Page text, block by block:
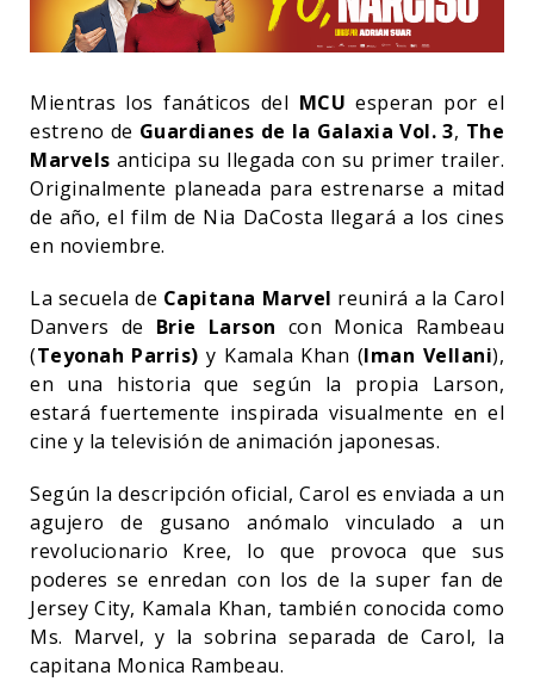
Mientras los fanáticos del MCUesperan por el
estreno de Guardianes de la Galaxia Vol. 3, The
Marvels anticipa su llegada con su primer trailer.
Originalmente planeada para estrenarse a mitad
de año, el film de Nia DaCosta llegará a los cines
en noviembre.
La secuela de Capitana Marvel reunirá a la Carol
Danvers de Brie Larson con Monica Rambeau
(Teyonah Parris) y Kamala Khan (Iman Vellani),
en una historia que según la propia Larson,
estará fuertemente inspirada visualmente en el
cine y la televisión de animación japonesas.
Según la descripción oficial, Carol es enviada a un
agujero de gusano anómalo vinculado a un
revolucionario Kree, lo que provoca que sus
poderes se enredan con los de la super fan de
Jersey City, Kamala Khan, también conocida como
Ms. Marvel, y la sobrina separada de Carol, la
capitana Monica Rambeau.